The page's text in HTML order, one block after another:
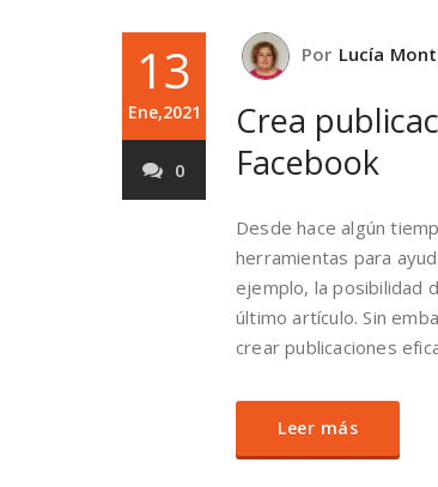
13
Ene,2021
0
Por Lucía
Crea
Facebook
Desde hace algún
herramientas para
ejemplo, la posibilidad
último artículo. Sin
crear publicaciones
Leer más